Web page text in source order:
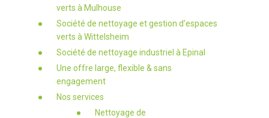
verts à Mulhouse
Société de nettoyage et gestion d’espaces
verts à Wittelsheim
Société de nettoyage industriel à Epinal
Une offre large, flexible & sans
engagement
Nos services
Nettoyage de